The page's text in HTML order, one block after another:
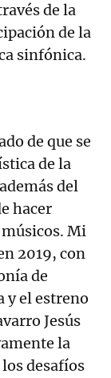
de la
de la
sinfónica.
de que se
de la
del
hacer
Mi
2019, con
de
y el estreno
Jesús
la
desafíos